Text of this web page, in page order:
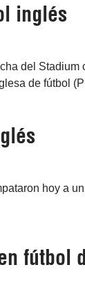
inglés
del Stadium
de fútbol
hoy a
fútbol